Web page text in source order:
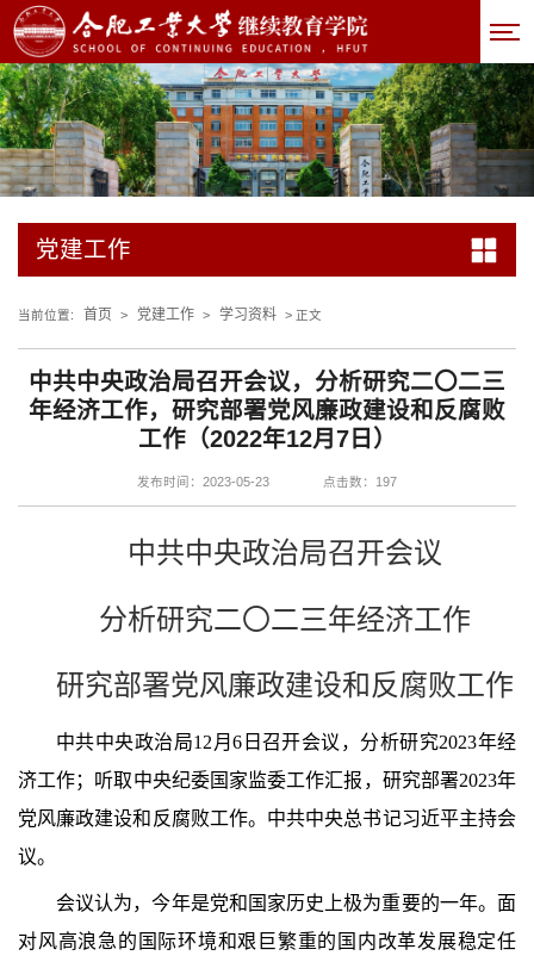
党建工作
当前位置: 首页 > 党建工作 > 学习资料 > 正文
中共中央政治局召开会议，分析研究二〇二三
年经济工作，研究部署党风廉政建设和反腐败
工作（2022年12月7日）
发布时间：2023-05-23 点击数： 197
中共中央政治局召开会议
分析研究二〇二三年经济工作
研究部署党风廉政建设和反腐败工作
中共中央政治局12月6日召开会议，分析研究2023年经
济工作；听取中央纪委国家监委工作汇报，研究部署2023年
党风廉政建设和反腐败工作。中共中央总书记习近平主持会
议。
会议认为，今年是党和国家历史上极为重要的一年。面
对风高浪急的国际环境和艰巨繁重的国内改革发展稳定任